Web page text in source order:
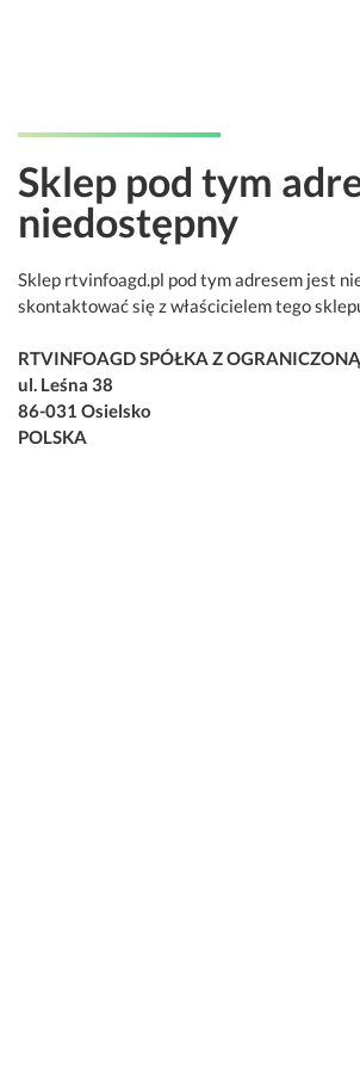
Sklep pod tym
niedostępny
Sklep rtvinfoagd.pl pod tym adresem jest
skontaktować się z właścicielem tego
RTVINFOAGD SPÓŁKA Z
ul. Leśna 38
86-031 Osielsko
POLSKA